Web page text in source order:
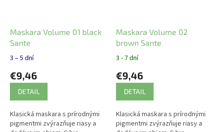
Maskara Volume 01 black
Sante
3 – 5 dní
€9,46
DETAIL
Klasická maskara s prírodnými
pigmentmi zvýrazňuje riasy a
Maskara Volume 02
brown Sante
3 - 7 dní
€9,46
DETAIL
Klasická maskara s prírodnými
pigmentmi zvýrazňuje riasy a